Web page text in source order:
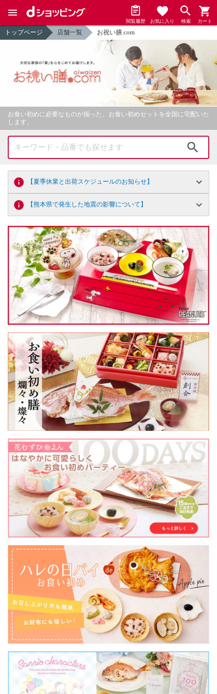
閲覧履歴 お気に入り 検索 カート
トップページ 店舗一覧 お祝い膳.com
お食い初めに必要なものが揃った、お食い初めセットを全国に宅配いた
します。
【夏季休業と出荷スケジュールのお知らせ】
【熊本県で発生した地震の影響について】